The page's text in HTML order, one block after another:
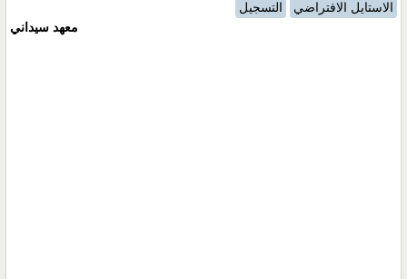
الاستايل الافتراضي
التسجيل
معهد سيداني